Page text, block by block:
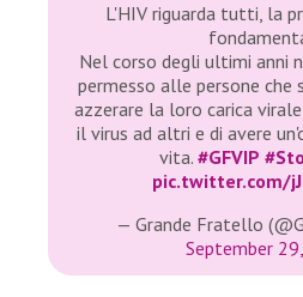
L'HIV riguarda tutti, la
Nel corso degli ultimi anni
permesso alle persone che
azzerare la loro carica
il virus ad altri e di avere
vita. #GFVIP
pic.twitter.com/
— Grande Fratello
September